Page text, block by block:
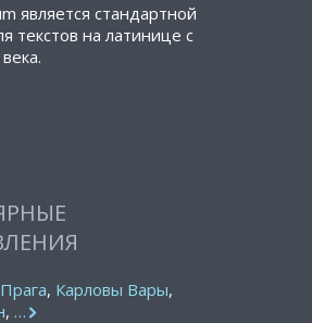
является стандартной
текстов на латинице с
Прага, Карловы Вары,
, …